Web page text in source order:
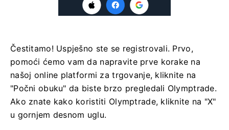
Čestitamo! Uspješno ste se registrovali. Prvo,
pomoći ćemo vam da napravite prve korake na
našoj online platformi za trgovanje, kliknite na
"Počni obuku" da biste brzo pregledali Olymptrade.
Ako znate kako koristiti Olymptrade, kliknite na "X"
u gornjem desnom uglu.